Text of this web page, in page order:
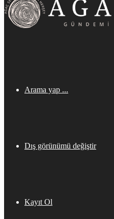
Arama yap ...
Dış görünümü değiştir
Kayıt Ol